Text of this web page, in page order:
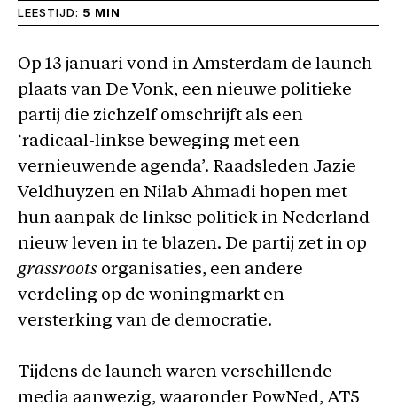
LEESTIJD: 5 MIN
Op 13 januari vond in Amsterdam de launch
plaats van De Vonk, een nieuwe politieke
partij die zichzelf omschrijft als een
‘radicaal-linkse beweging met een
vernieuwende agenda’. Raadsleden Jazie
Veldhuyzen en Nilab Ahmadi hopen met
hun aanpak de linkse politiek in Nederland
nieuw leven in te blazen. De partij zet in op
grassroots organisaties, een andere
verdeling op de woningmarkt en
versterking van de democratie.
Tijdens de launch waren verschillende
media aanwezig, waaronder PowNed, AT5